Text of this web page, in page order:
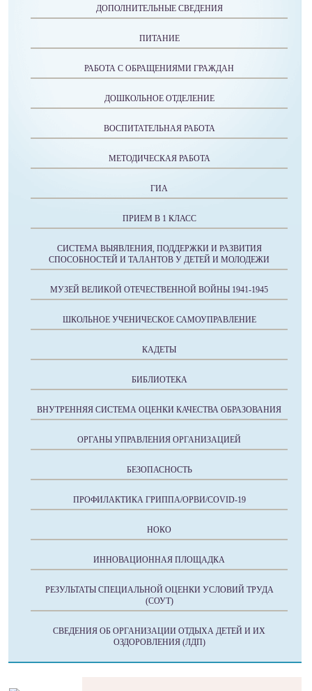
ДОПОЛНИТЕЛЬНЫЕ СВЕДЕНИЯ
ПИТАНИЕ
РАБОТА С ОБРАЩЕНИЯМИ ГРАЖДАН
ДОШКОЛЬНОЕ ОТДЕЛЕНИЕ
ВОСПИТАТЕЛЬНАЯ РАБОТА
МЕТОДИЧЕСКАЯ РАБОТА
ГИА
ПРИЕМ В 1 КЛАСС
СИСТЕМА ВЫЯВЛЕНИЯ, ПОДДЕРЖКИ И РАЗВИТИЯ
СПОСОБНОСТЕЙ И ТАЛАНТОВ У ДЕТЕЙ И МОЛОДЕЖИ
МУЗЕЙ ВЕЛИКОЙ ОТЕЧЕСТВЕННОЙ ВОЙНЫ 1941-1945
ШКОЛЬНОЕ УЧЕНИЧЕСКОЕ САМОУПРАВЛЕНИЕ
КАДЕТЫ
БИБЛИОТЕКА
ВНУТРЕННЯЯ СИСТЕМА ОЦЕНКИ КАЧЕСТВА ОБРАЗОВАНИЯ
ОРГАНЫ УПРАВЛЕНИЯ ОРГАНИЗАЦИЕЙ
БЕЗОПАСНОСТЬ
ПРОФИЛАКТИКА ГРИППА/ОРВИ/COVID-19
НОКО
ИННОВАЦИОННАЯ ПЛОЩАДКА
РЕЗУЛЬТАТЫ СПЕЦИАЛЬНОЙ ОЦЕНКИ УСЛОВИЙ ТРУДА
(СОУТ)
СВЕДЕНИЯ ОБ ОРГАНИЗАЦИИ ОТДЫХА ДЕТЕЙ И ИХ
ОЗДОРОВЛЕНИЯ (ЛДП)